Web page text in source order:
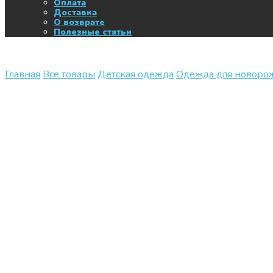
Оплата
Доставка
О возврате
Полезные статьи
Главная Все товары Детская одежда Одежда для